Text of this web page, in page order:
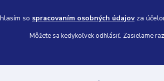
so spracovaním osobných údajovza
Môžete sa kedykoľvek odhlásiť. Zasielame